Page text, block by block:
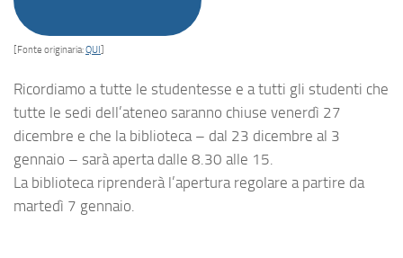
[Fonte originaria:QUI
Ricordiamo a tutte le studentesse e a tutti gli studenti che
tutte le sedi dell’ateneo saranno chiuse venerdì 27
dicembre e che la biblioteca – dal 23 dicembre al 3
gennaio – sarà aperta dalle 8.30 alle 15.
La biblioteca riprenderà l’apertura regolare a partire da
martedì 7 gennaio.